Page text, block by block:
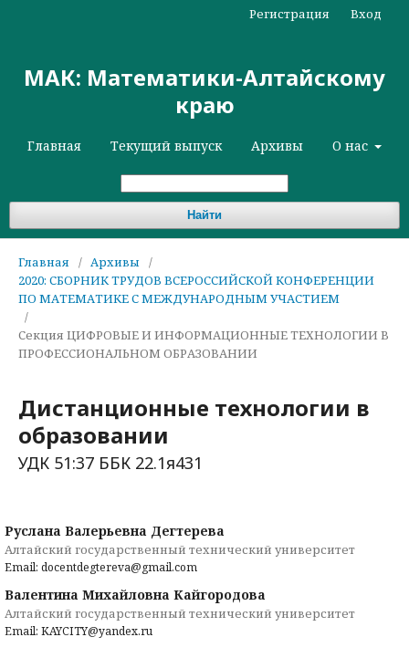
МАК: Математики-Алтайскому
краю
Главная Текущий выпуск Архивы О нас
Найти
Регистрация Вход
Главная / Архивы
/
2020: СБОРНИК ТРУДОВ ВСЕРОССИЙСКОЙ КОНФЕРЕНЦИИ
ПО МАТЕМАТИКЕ С МЕЖДУНАРОДНЫМ УЧАСТИЕМ
/
Секция ЦИФРОВЫЕ И ИНФОРМАЦИОННЫЕ ТЕХНОЛОГИИ В
ПРОФЕССИОНАЛЬНОМ ОБРАЗОВАНИИ
Дистанционные технологии в
образовании
УДК 51:37 ББК 22.1я431
Руслана Валерьевна Дегтерева
Алтайский государственный технический университет
Email: docentdegtereva@gmail.com
Валентина Михайловна Кайгородова
Алтайский государственный технический университет
Email: KAYCITY@yandex.ru